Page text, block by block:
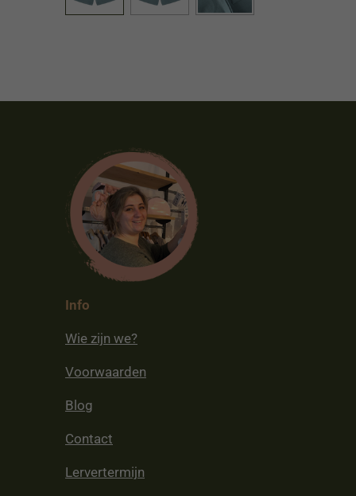
Info
Wie zijn we?
Voorwaarden
Blog
Contact
Lervertermijn